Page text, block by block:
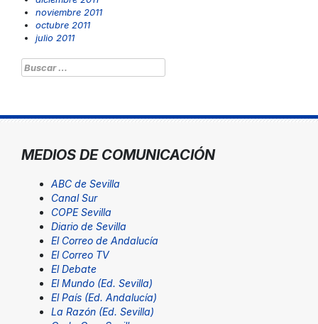
noviembre 2011
octubre 2011
julio 2011
Buscar:
MEDIOS DE COMUNICACIÓN
ABC de Sevilla
Canal Sur
COPE Sevilla
Diario de Sevilla
El Correo de Andalucía
El Correo TV
El Debate
El Mundo (Ed. Sevilla)
El País (Ed. Andalucía)
La Razón (Ed. Sevilla)